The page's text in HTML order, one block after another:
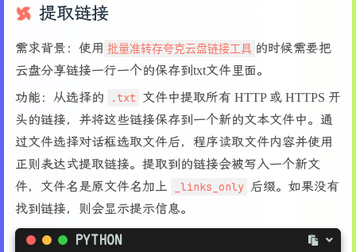
31
33
35
36
37
39
40
41
42
43
44
self.search_text =
self.replace_text =
        self.use_regex = self.mode_var.get()
# 主函数
# 创建主窗口并隐藏
    root = tk.Tk()
    root.withdraw()
# 选择文件夹
    folder_path = filedialog.askdirectory(title=
11
13
14
16
17
18
19
20
21
22
23
24
# 打开目录选择弹窗
if not folder_selected:
print("未选择目录，程序退出。"
return folder_selected
def build_tree(tree, root_path, depth, parent=
# 递归生成目录树
if level > depth:
return
    root_path = Path(root_path)
    node_name = root_path.name
if parent
提取链接
需求背景：使用 批量准转存夸克云盘链接工具 的时候需要把
云盘分享链接一行一个的保存到txt文件里面。
功能：从选择的
.txt 文件中提取所有 HTTP 或 HTTPS 开
头的链接，并将这些链接保存到一个新的文本文件中。通
过文件选择对话框选取文件后，程序读取文件内容并使用
正则表达式提取链接。提取到的链接会被写入一个新文
件，文件名是原文件名加上
_links_only 后缀。如果没有
找到链接，则会显示提示信息。
PYTHON